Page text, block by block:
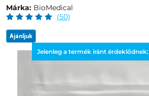
Márka: BioMedical
(50)
Ajánljuk
Jelenleg a termék iránt érdeklődnek: